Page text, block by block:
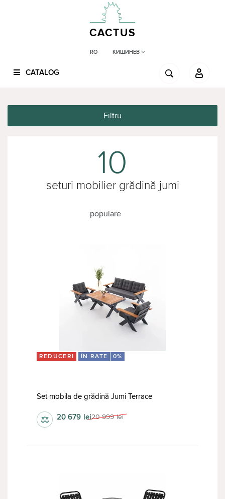
CACTUS
RO КИШИНЕВ
CATALOG
10
seturi mobilier grădină jumi
REDUCERI ÎN RATE 0%
Set mobila de grădină Jumi Terrace
20 999 lei
20 679 lei
⚖
Filtru